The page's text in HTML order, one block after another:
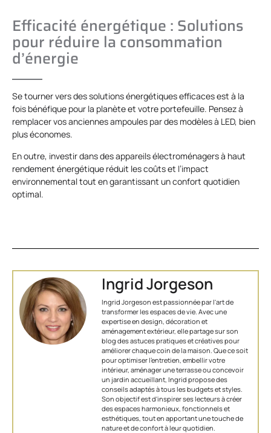
Efficacité énergétique : Solutions
pour réduire la consommation
d’énergie
Se tourner vers des solutions énergétiques efficaces est à la
fois bénéfique pour la planète et votre portefeuille. Pensez à
remplacer vos anciennes ampoules par des modèles à LED, bien
plus économes.
En outre, investir dans des appareils électroménagers à haut
rendement énergétique réduit les coûts et l’impact
environnemental tout en garantissant un confort quotidien
optimal.
Ingrid Jorgeson
Ingrid Jorgeson est passionnée par l'art de
transformer les espaces de vie. Avec une
expertise en design, décoration et
aménagement extérieur, elle partage sur son
blog des astuces pratiques et créatives pour
améliorer chaque coin de la maison. Que ce soit
pour optimiser l’entretien, embellir votre
intérieur, aménager une terrasse ou concevoir
un jardin accueillant, Ingrid propose des
conseils adaptés à tous les budgets et styles.
Son objectif est d'inspirer ses lecteurs à créer
des espaces harmonieux, fonctionnels et
esthétiques, tout en apportant une touche de
nature et de confort à leur quotidien.